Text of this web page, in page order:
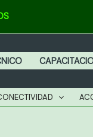
MALLA
PACK-
2
cantidad